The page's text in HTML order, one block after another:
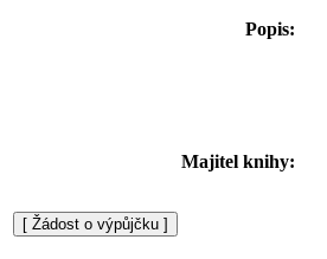
Popis:
Majitel knihy: